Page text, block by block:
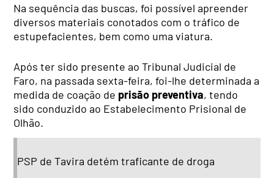
Na sequência das buscas, foi possível apreender
diversos materiais conotados com o tráfico de
estupefacientes, bem como uma viatura.
Após ter sido presente ao Tribunal Judicial de
Faro, na passada sexta-feira, foi-lhe determinada a
medida de coação de prisão preventiva, tendo
sido conduzido ao Estabelecimento Prisional de
Olhão.
PSP de Tavira detém traficante de droga